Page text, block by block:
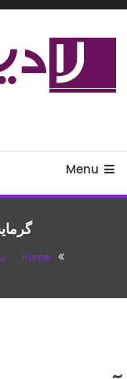
Skip
Menu
Home
آگوست 8, 2016